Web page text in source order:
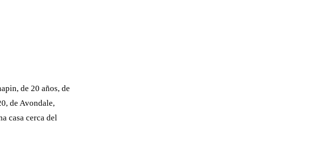
de 20 años, de
de Avondale,
casa cerca del